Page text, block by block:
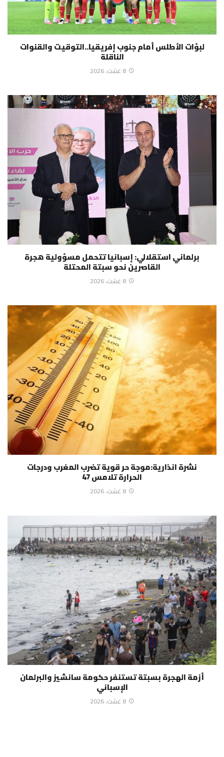
لبؤات الأطلس أمام جنوب إفريقيا..التوقيت والقنوات
الناقلة
8 غشت، 2026
برلماني استقلالي: إسبانيا تتحمل مسؤولية هجرة
القاصرين نحو سبتة المحتلة
8 غشت، 2026
نشرة انذارية:موجة حر قوية تضرب المغرب ودرجات
الحرارة تلامس 47
8 غشت، 2026
أزمة الهجرة بسبتة تستنفر حكومة سانشيز والبرلمان
الإسباني
8 غشت، 2026